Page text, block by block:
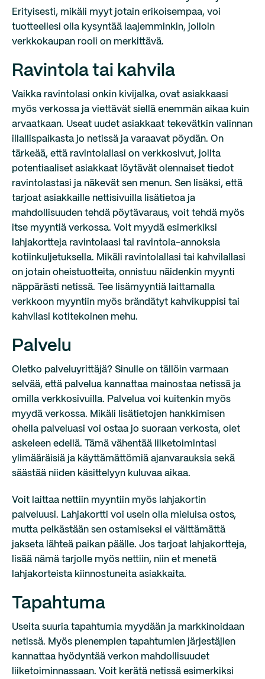
Erityisesti, mikäli myyt jotain erikoisempaa, voi
tuotteellesi olla kysyntää laajemminkin, jolloin
verkkokaupan rooli on merkittävä.
Ravintola tai kahvila
Vaikka ravintolasi onkin kivijalka, ovat asiakkaasi
myös verkossa ja viettävät siellä enemmän aikaa kuin
arvaatkaan. Useat uudet asiakkaat tekevätkin valinnan
illallispaikasta jo netissä ja varaavat pöydän. On
tärkeää, että ravintolallasi on verkkosivut, joilta
potentiaaliset asiakkaat löytävät olennaiset tiedot
ravintolastasi ja näkevät sen menun. Sen lisäksi, että
tarjoat asiakkaille nettisivuilla lisätietoa ja
mahdollisuuden tehdä pöytävaraus, voit tehdä myös
itse myyntiä verkossa. Voit myydä esimerkiksi
lahjakortteja ravintolaasi tai ravintola-annoksia
kotiinkuljetuksella. Mikäli ravintolallasi tai kahvilallasi
on jotain oheistuotteita, onnistuu näidenkin myynti
näppärästi netissä. Tee lisämyyntiä laittamalla
verkkoon myyntiin myös brändätyt kahvikuppisi tai
kahvilasi kotitekoinen mehu.
Palvelu
Oletko palveluyrittäjä? Sinulle on tällöin varmaan
selvää, että palvelua kannattaa mainostaa netissä ja
omilla verkkosivuilla. Palvelua voi kuitenkin myös
myydä verkossa. Mikäli lisätietojen hankkimisen
ohella palveluasi voi ostaa jo suoraan verkosta, olet
askeleen edellä. Tämä vähentää liiketoimintasi
ylimääräisiä ja käyttämättömiä ajanvarauksia sekä
säästää niiden käsittelyyn kuluvaa aikaa.
Voit laittaa nettiin myyntiin myös lahjakortin
palveluusi. Lahjakortti voi usein olla mieluisa ostos,
mutta pelkästään sen ostamiseksi ei välttämättä
jakseta lähteä paikan päälle. Jos tarjoat lahjakortteja,
lisää nämä tarjolle myös nettiin, niin et menetä
lahjakorteista kiinnostuneita asiakkaita.
Tapahtuma
Useita suuria tapahtumia myydään ja markkinoidaan
netissä. Myös pienempien tapahtumien järjestäjien
kannattaa hyödyntää verkon mahdollisuudet
liiketoiminnassaan. Voit kerätä netissä esimerkiksi